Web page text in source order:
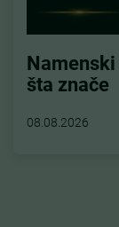
šta znače
08.08.2026